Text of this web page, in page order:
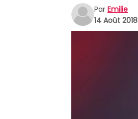
Par Emilie
14 Août 2018